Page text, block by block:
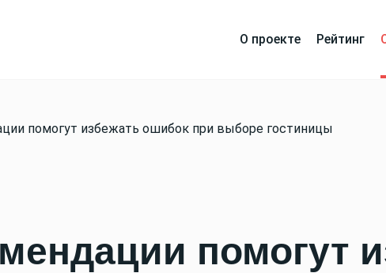
О проекте Рейтинг
помогут избежать ошибок при выборе гостиницы
помогут